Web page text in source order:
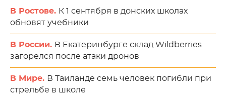
В Ростове. К 1 сентября в донских школах
обновят учебники
В России. В Екатеринбурге склад Wildberries
загорелся после атаки дронов
В Мире. В Таиланде семь человек погибли при
стрельбе в школе